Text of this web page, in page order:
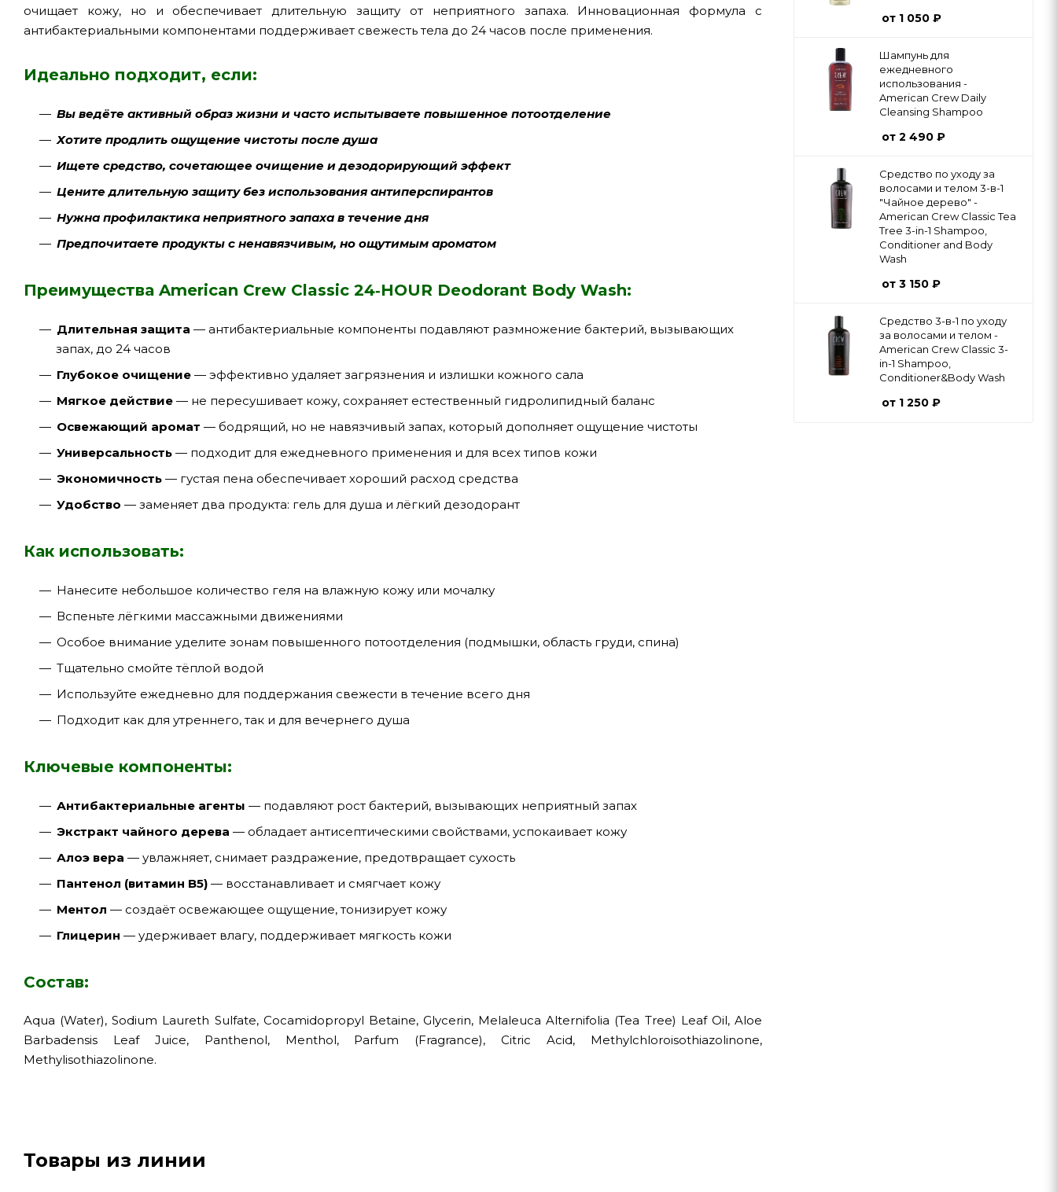
очищает кожу, но и обеспечивает длительную защиту от неприятного запаха. Инновационная формула с
антибактериальными компонентами поддерживает свежесть тела до 24 часов после применения.
Идеально подходит, если:
Вы ведёте активный образ жизни и часто испытываете повышенное потоотделение
Хотите продлить ощущение чистоты после душа
Ищете средство, сочетающее очищение и дезодорирующий эффект
Цените длительную защиту без использования антиперспирантов
Нужна профилактика неприятного запаха в течение дня
Предпочитаете продукты с ненавязчивым, но ощутимым ароматом
Преимущества American Crew Classic 24‑HOUR Deodorant Body Wash:
Длительная защита — антибактериальные компоненты подавляют размножение бактерий, вызывающих
запах, до 24 часов
Глубокое очищение — эффективно удаляет загрязнения и излишки кожного сала
Мягкое действие — не пересушивает кожу, сохраняет естественный гидролипидный баланс
Освежающий аромат — бодрящий, но не навязчивый запах, который дополняет ощущение чистоты
Универсальность — подходит для ежедневного применения и для всех типов кожи
Экономичность — густая пена обеспечивает хороший расход средства
Удобство — заменяет два продукта: гель для душа и лёгкий дезодорант
Как использовать:
Нанесите небольшое количество геля на влажную кожу или мочалку
Вспеньте лёгкими массажными движениями
Особое внимание уделите зонам повышенного потоотделения (подмышки, область груди, спина)
Тщательно смойте тёплой водой
Используйте ежедневно для поддержания свежести в течение всего дня
Подходит как для утреннего, так и для вечернего душа
Ключевые компоненты:
Антибактериальные агенты — подавляют рост бактерий, вызывающих неприятный запах
Экстракт чайного дерева — обладает антисептическими свойствами, успокаивает кожу
Алоэ вера — увлажняет, снимает раздражение, предотвращает сухость
Пантенол (витамин B5) — восстанавливает и смягчает кожу
Ментол — создаёт освежающее ощущение, тонизирует кожу
Глицерин — удерживает влагу, поддерживает мягкость кожи
Состав:
Aqua (Water), Sodium Laureth Sulfate, Cocamidopropyl Betaine, Glycerin, Melaleuca Alternifolia (Tea Tree) Leaf Oil, Aloe
Barbadensis Leaf Juice, Panthenol, Menthol, Parfum (Fragrance), Citric Acid, Methylchloroisothiazolinone,
Methylisothiazolinone.
от 1 050 ₽
Шампунь для
ежедневного
использования -
American Crew Daily
Cleansing Shampoo
от 2 490 ₽
Средство по уходу за
волосами и телом 3-в-1
"Чайное дерево" -
American Crew Classic Tea
Tree 3-in-1 Shampoo,
Conditioner and Body
Wash
от 3 150 ₽
Средство 3-в-1 по уходу
за волосами и телом -
American Crew Classic 3-
in-1 Shampoo,
Conditioner&Body Wash
от 1 250 ₽
Товары из линии